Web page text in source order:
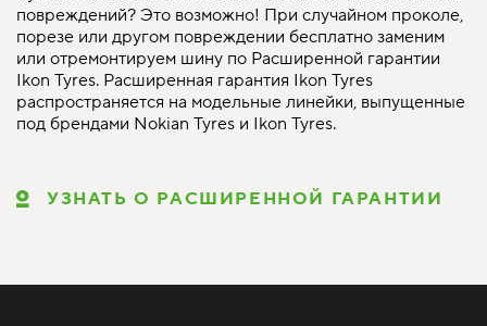
повреждений? Это возможно! При случайном проколе,
порезе или другом повреждении бесплатно заменим
или отремонтируем шину по Расширенной гарантии
Ikon Tyres. Расширенная гарантия Ikon Tyres
распространяется на модельные линейки, выпущенные
под брендами Nokian Tyres и Ikon Tyres.
УЗНАТЬ О РАСШИРЕННОЙ ГАРАНТИИ